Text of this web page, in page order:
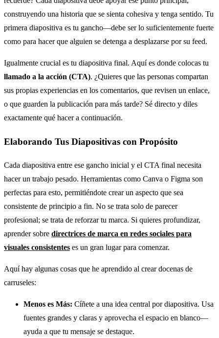
construyendo una historia que se sienta cohesiva y tenga sentido. Tu
primera diapositiva es tu gancho—debe ser lo suficientemente fuerte
como para hacer que alguien se detenga a desplazarse por su feed.
Igualmente crucial es tu diapositiva final. Aquí es donde colocas tu
llamado a la acción (CTA). ¿Quieres que las personas compartan
sus propias experiencias en los comentarios, que revisen un enlace,
o que guarden la publicación para más tarde? Sé directo y diles
exactamente qué hacer a continuación.
Elaborando Tus Diapositivas con Propósito
Cada diapositiva entre ese gancho inicial y el CTA final necesita
hacer un trabajo pesado. Herramientas como Canva o Figma son
perfectas para esto, permitiéndote crear un aspecto que sea
consistente de principio a fin. No se trata solo de parecer
profesional; se trata de reforzar tu marca. Si quieres profundizar,
aprender sobre directrices de marca en redes sociales para
visuales consistentes es un gran lugar para comenzar.
Aquí hay algunas cosas que he aprendido al crear docenas de
carruseles:
Menos es Más: Cíñete a una idea central por diapositiva. Usa
fuentes grandes y claras y aprovecha el espacio en blanco—
ayuda a que tu mensaje se destaque.